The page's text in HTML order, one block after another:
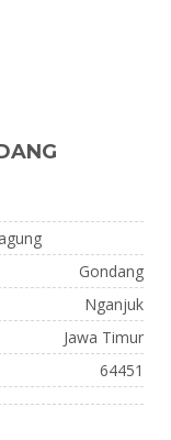
Gondang
Nganjuk
Jawa Timur
64451